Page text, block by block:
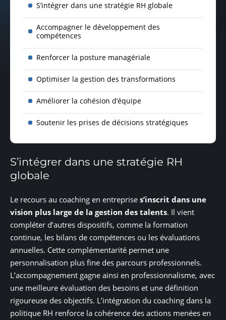
S’intégrer dans une stratégie RH globale
Accompagner le développement des
compétences
Renforcer la posture managériale
Optimiser la gestion des transformations
Améliorer la cohésion d’équipe
Soutenir les prises de décisions stratégiques
S’intégrer dans une stratégie RH
globale
Le recours au coaching en entreprise s’inscrit dans une
vision plus large de la gestion des talents. Il vient
compléter d’autres dispositifs, comme la formation
continue, les bilans de compétences ou les évaluations
annuelles. Cette complémentarité permet une
personnalisation plus fine des parcours professionnels.
L’accompagnement gagne ainsi en professionnalisme, avec
une meilleure évaluation des besoins et une définition
rigoureuse des objectifs. L’intégration du coaching dans la
politique RH renforce la cohérence des actions menées en